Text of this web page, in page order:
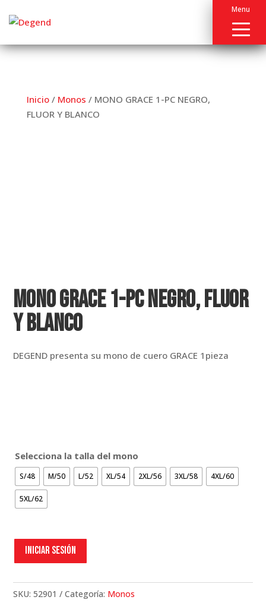
Menu
Inicio/ Monos / MONO GRACE 1-PC NEGRO,
FLUOR Y BLANCO
MONO GRACE 1-PC NEGRO, FLUOR
Y BLANCO
DEGEND presenta su mono de cuero GRACE 1pieza
Selecciona la talla del mono
S/48 M/50 L/52 XL/54 2XL/56 3XL/58 4XL/60
5XL/62
Iniciar sesión
SKU:52901 Categoría: Monos